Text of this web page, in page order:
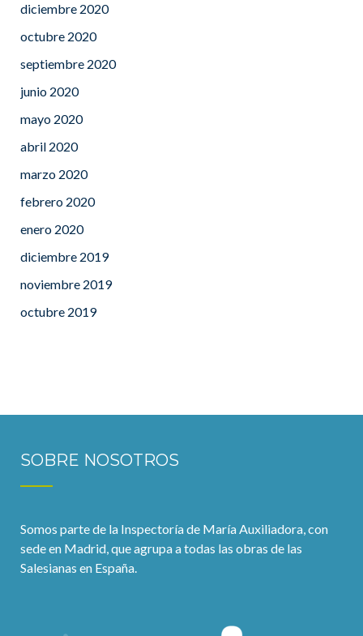
diciembre 2020
octubre 2020
septiembre 2020
junio 2020
mayo 2020
abril 2020
marzo 2020
febrero 2020
enero 2020
diciembre 2019
noviembre 2019
octubre 2019
SOBRE NOSOTROS
Somos parte de la Inspectoría de María Auxiliadora, con
sede en Madrid, que agrupa a todas las obras de las
Salesianas en España.